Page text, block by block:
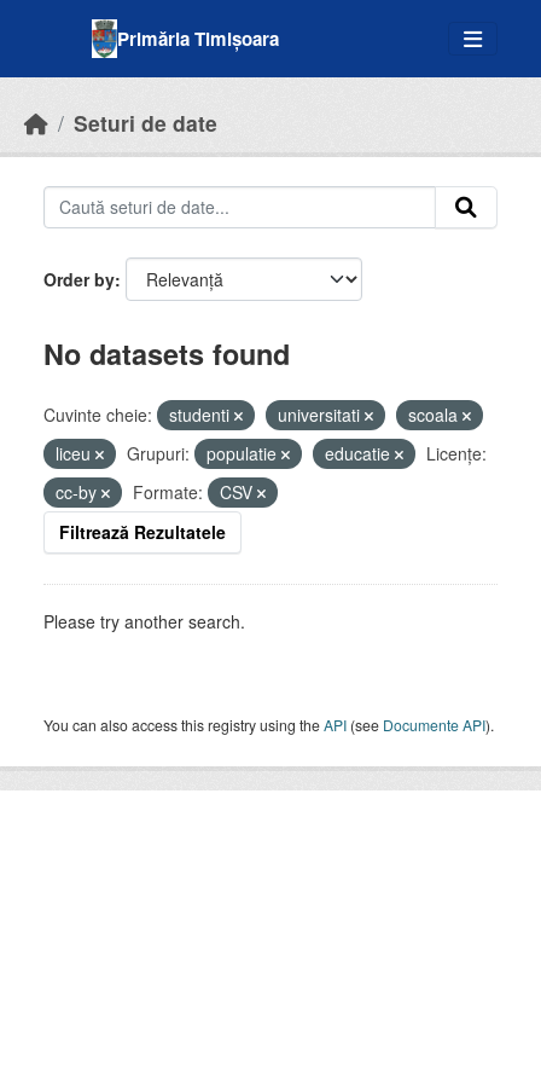
Primăria Timișoara
Seturi de date
Order by
No datasets found
Cuvinte cheie: studenti universitati
scoala
liceu
Grupuri: populatie educatie
Licenţe:
cc-by
Formate:
CSV
Filtrează Rezultatele
Please try another search.
You can also access this registry using theAPI (see Documente API).